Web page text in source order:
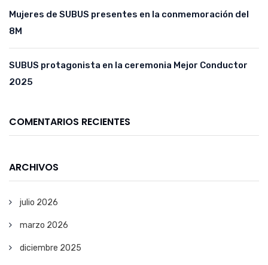
Mujeres de SUBUS presentes en la conmemoración del
8M
SUBUS protagonista en la ceremonia Mejor Conductor
2025
COMENTARIOS RECIENTES
ARCHIVOS
julio 2026
marzo 2026
diciembre 2025